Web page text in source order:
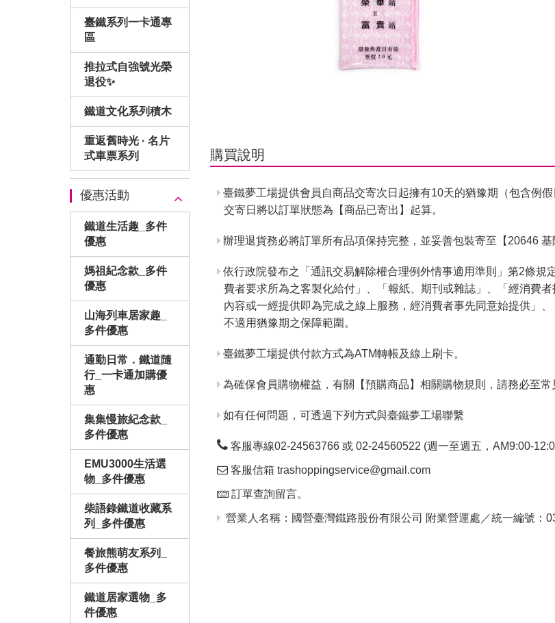
臺鐵系列一卡通專
區
推拉式自強號光榮
退役✨
鐵道文化系列積木
重返舊時光 · 名片
式車票系列
優惠活動
鐵道生活趣_多件
優惠
媽祖紀念款_多件
優惠
山海列車居家趣_
多件優惠
通勤日常．鐵道隨
行_一卡通加購優
惠
集集慢旅紀念款_
多件優惠
EMU3000生活選
物_多件優惠
柴語錄鐵道收藏系
列_多件優惠
餐旅熊萌友系列_
多件優惠
鐵道居家選物_多
件優惠
購買說明
臺鐵夢工場提供會員自商品交寄次日起擁有10天的猶豫期（包含例
交寄日將以訂單狀態為【商品已寄出】起算。
辦理退貨務必將訂單所有品項保持完整，並妥善包裝寄至【20646
依行政院發布之「通訊交易解除權合理例外情事適用準則」第2條
費者要求所為之客製化給付」、「報紙、期刊或雜誌」、「經消費
內容或一經提供即為完成之線上服務，經消費者事先同意始提供」
不適用猶豫期之保障範圍。
臺鐵夢工場提供付款方式為ATM轉帳及線上刷卡。
為確保會員購物權益，有關【預購商品】相關購物規則，請務必至常
如有任何問題，可透過下列方式與臺鐵夢工場聯繫
客服專線02-24563766 或 02-24560522 (週一至週五，AM9:00-
客服信箱 trashoppingservice@gmail.com
訂單查詢留言。
營業人名稱：國營臺灣鐵路股份有限公司 附業營運處／統一編號：